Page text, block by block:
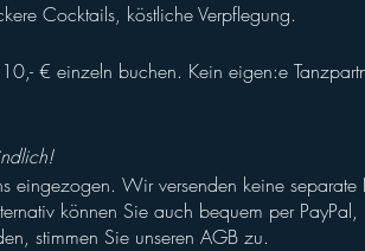
Cocktails, köstliche Verpflegung.
€ einzeln buchen. Kein eigen:e
eingezogen. Wir versenden keine separate
können Sie auch bequem per PayPal,
stimmen Sie unseren AGB zu.